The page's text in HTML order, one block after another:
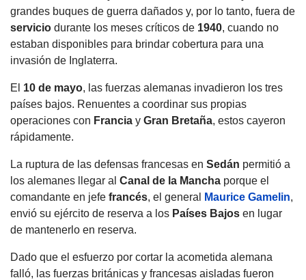
grandes buques de guerra dañados y, por lo tanto, fuera de
servicio durante los meses críticos de 1940, cuando no
estaban disponibles para brindar cobertura para una
invasión de Inglaterra.
El 10 de mayo, las fuerzas alemanas invadieron los tres
países bajos. Renuentes a coordinar sus propias
operaciones con Francia y Gran Bretaña, estos cayeron
rápidamente.
La ruptura de las defensas francesas en Sedán permitió a
los alemanes llegar al Canal de la Mancha porque el
comandante en jefe francés, el general Maurice Gamelin,
envió su ejército de reserva a los Países Bajos en lugar
de mantenerlo en reserva.
Dado que el esfuerzo por cortar la acometida alemana
falló, las fuerzas británicas y francesas aisladas fueron